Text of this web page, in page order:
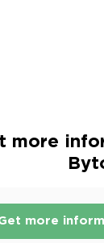
more
more